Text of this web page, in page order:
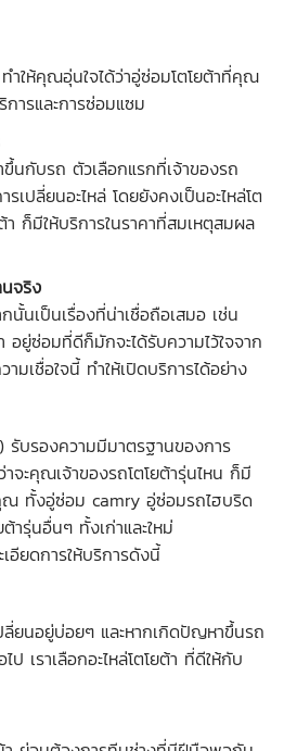
ำให้คุณอุ่นใจได้ว่าอู่ซ่อมโตโยต้าที่คุณ
การและการซ่อมแซม
นกับรถ ตัวเลือกแรกที่เจ้าของรถ
เปลี่ยนอะไหล่ โดยยังคงเป็นอะไหล่โต
า ก็มีให้บริการในราคาที่สมเหตุสมผล
นจริง
นเป็นเรื่องที่น่าเชื่อถือเสมอ เช่น
อยู่ซ่อมที่ดีก็มักจะได้รับความไว้ใจจาก
มเชื่อใจนี้ ทำให้เปิดบริการได้อย่าง
รับรองความมีมาตรฐานของการ
าจะคุณเจ้าของรถโตโยต้ารุ่นไหน ก็มี
ณ ทั้งอู่ซ่อม camry อู่ซ่อมรถไฮบริด
ารุ่นอื่นๆ ทั้งเก่าและใหม่
อียดการให้บริการดังนี้
ยนอยู่บ่อยๆ และหากเกิดปัญหาขึ้นรถ
เราเลือกอะไหล่โตโยต้า ที่ดีให้กับ